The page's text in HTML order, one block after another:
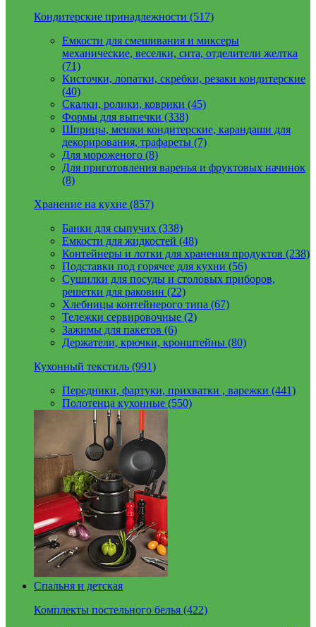
Кондитерские принадлежности (517)
Емкости для смешивания и миксеры
механические, веселки, сита, отделители желтка
(71)
Кисточки, лопатки, скребки, резаки кондитерские
(40)
Скалки, ролики, коврики (45)
Формы для выпечки (338)
Шприцы, мешки кондитерские, карандаши для
декорирования, трафареты (7)
Для мороженого (8)
Для приготовления варенья и фруктовых начинок
(8)
Хранение на кухне (857)
Банки для сыпучих (338)
Емкости для жидкостей (48)
Контейнеры и лотки для хранения продуктов (238)
Подставки под горячее для кухни (56)
Сушилки для посуды и столовых приборов,
решетки для раковин (22)
Хлебницы контейнерого типа (67)
Тележки сервировочные (2)
Зажимы для пакетов (6)
Держатели, крючки, кронштейны (80)
Кухонный текстиль (991)
Передники, фартуки, прихватки , варежки (441)
Полотенца кухонные (550)
Спальня и детская
Комплекты постельного белья (422)